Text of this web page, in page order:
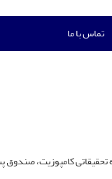
تماس با ما
صندوق پستی 13114-